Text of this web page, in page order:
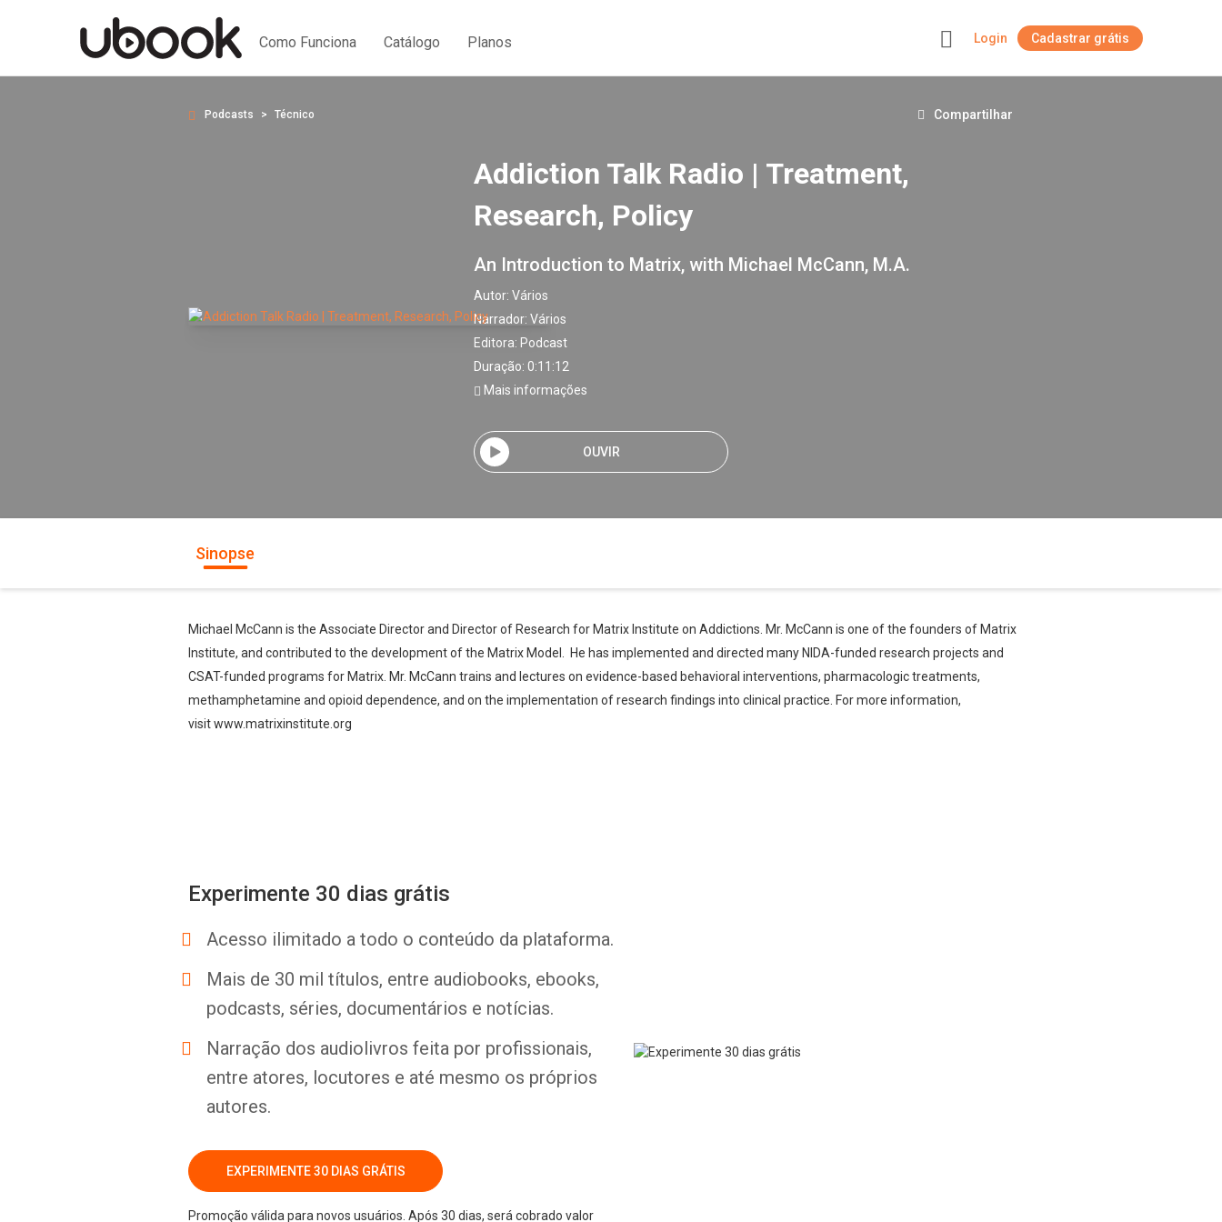
Como Funciona Catálogo Planos Login Cadastrar grátis
Podcasts Técnico Compartilhar
Addiction Talk Radio | Treatment,
Research, Policy
An Introduction to Matrix, with Michael McCann, M.A.
Autor: Vários
Narrador: Vários
Editora: Podcast
Duração: 0:11:12
Mais informações
OUVIR
Sinopse
Michael McCann is the Associate Director and Director of Research for Matrix Institute on Addictions. Mr. McCann is one of the founders of Matrix
Institute, and contributed to the development of the Matrix Model. He has implemented and directed many NIDA-funded research projects and
CSAT-funded programs for Matrix. Mr. McCann trains and lectures on evidence-based behavioral interventions, pharmacologic treatments,
methamphetamine and opioid dependence, and on the implementation of research findings into clinical practice. For more information,
visit www.matrixinstitute.org
Experimente 30 dias grátis
Acesso ilimitado a todo o conteúdo da plataforma.
Mais de 30 mil títulos, entre audiobooks, ebooks,
podcasts, séries, documentários e notícias.
Narração dos audiolivros feita por profissionais,
entre atores, locutores e até mesmo os próprios
autores.
EXPERIMENTE 30 DIAS GRÁTIS
Promoção válida para novos usuários. Após 30 dias, será cobrado valor